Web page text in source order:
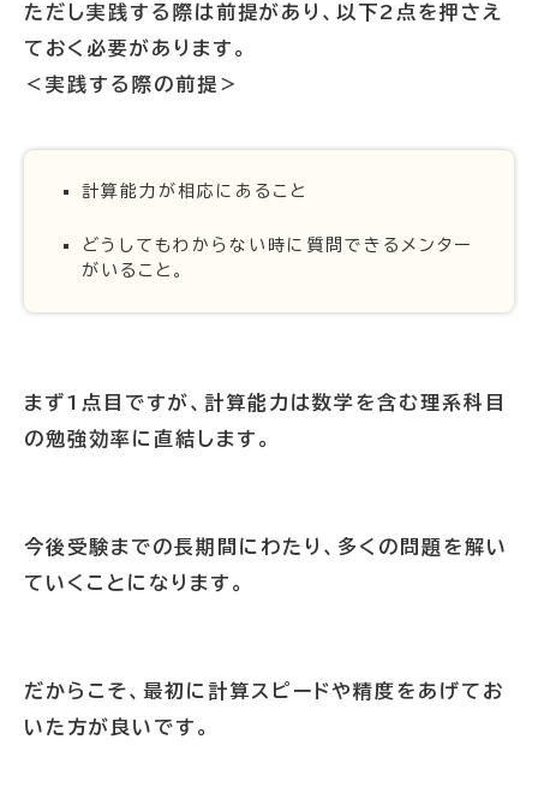
ただし実践する際は前提があり、以下2点を押さえ
ておく必要があります。
＜実践する際の前提＞
計算能力が相応にあること
どうしてもわからない時に質問できるメンター
がいること。
まず1点目ですが、計算能力は数学を含む理系科目
の勉強効率に直結します。
今後受験までの長期間にわたり、多くの問題を解い
ていくことになります。
だからこそ、最初に計算スピードや精度をあげてお
いた方が良いです。